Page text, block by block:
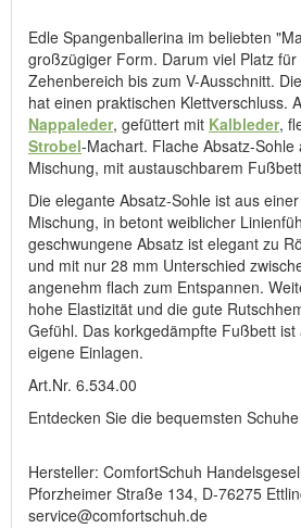
Edle Spangenballerina im beliebten
großzügiger Form. Darum viel Platz
Zehenbereich bis zum V-Ausschnitt.
hat einen praktischen Klettverschluss.
Nappaleder, gefüttert mit Kalbleder,
Strobel-Machart. Flache Absatz-Sohle
Mischung, mit austauschbarem
Die elegante Absatz-Sohle ist aus
Mischung, in betont weiblicher
geschwungene Absatz ist elegant zu
und mit nur 28 mm Unterschied
angenehm flach zum Entspannen.
hohe Elastizität und die gute
Gefühl. Das korkgedämpfte Fußbett
eigene Einlagen.
Art.Nr. 6.534.00
Entdecken Sie die bequemsten
Hersteller: ComfortSchuh
Pforzheimer Straße 134, D-76275
service@comfortschuh.de